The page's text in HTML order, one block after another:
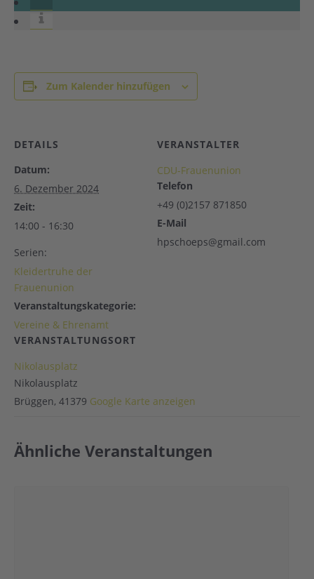
Zum Kalender hinzufügen
DETAILS
Datum:
6. Dezember 2024
Zeit:
14:00 - 16:30
Serien:
Kleidertruhe der
Frauenunion
Veranstaltungskategorie:
Vereine & Ehrenamt
VERANSTALTUNGSORT
Nikolausplatz
Nikolausplatz
Brüggen, 41379 Google Karte anzeigen
VERANSTALTER
CDU-Frauenunion
Telefon
+49 (0)2157 871850
E-Mail
hpschoeps@gmail.com
Ähnliche Veranstaltungen